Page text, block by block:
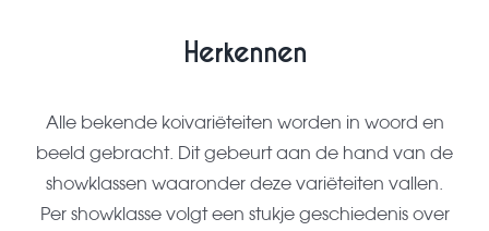
Herkennen
Alle bekende koivariëteiten worden in woord en
beeld gebracht. Dit gebeurt aan de hand van de
showklassen waaronder deze variëteiten vallen.
Per show­klasse volgt een stukje geschiedenis over